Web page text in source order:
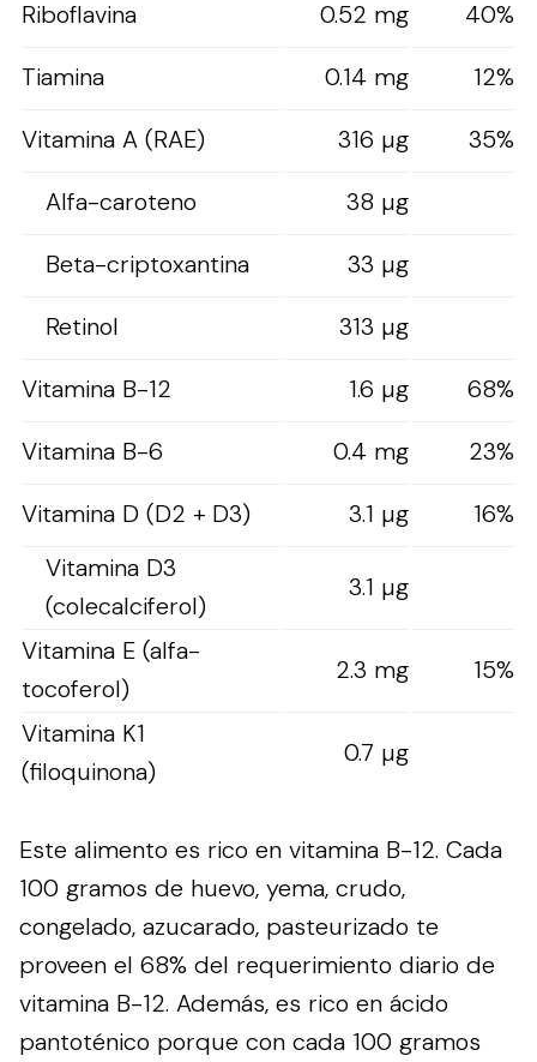
Riboflavina
0.52 mg
40%
Tiamina
0.14 mg
12%
Vitamina A (RAE)
316 µg
35%
Alfa-caroteno
38 µg
Beta-criptoxantina
33 µg
Retinol
313 µg
Vitamina B-12
1.6 µg
68%
Vitamina B-6
0.4 mg
23%
Vitamina D (D2 + D3)
3.1 µg
16%
Vitamina D3
(colecalciferol)
3.1 µg
Vitamina E (alfa-
tocoferol)
2.3 mg 15%
Vitamina K1
(filoquinona)
0.7 µg
Este alimento es rico en vitamina B-12. Cada
100 gramos de huevo, yema, crudo,
congelado, azucarado, pasteurizado te
proveen el 68% del requerimiento diario de
vitamina B-12. Además, es rico en ácido
pantoténico porque con cada 100 gramos